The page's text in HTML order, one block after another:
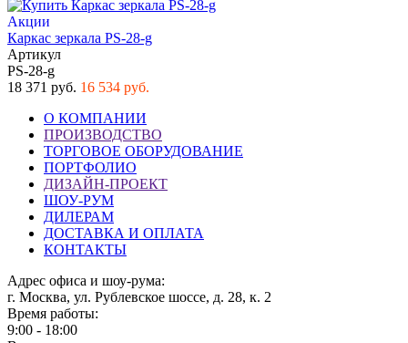
Акции
Каркас зеркала PS-28-g
Артикул
PS-28-g
18 371 руб. 16 534 руб.
О КОМПАНИИ
ПРОИЗВОДСТВО
ТОРГОВОЕ ОБОРУДОВАНИЕ
ПОРТФОЛИО
ДИЗАЙН-ПРОЕКТ
ШОУ-РУМ
ДИЛЕРАМ
ДОСТАВКА И ОПЛАТА
КОНТАКТЫ
Адрес офиса и шоу-рума:
г. Москва, ул. Рублевское шоссе, д. 28, к. 2
Время работы:
9:00 - 18:00